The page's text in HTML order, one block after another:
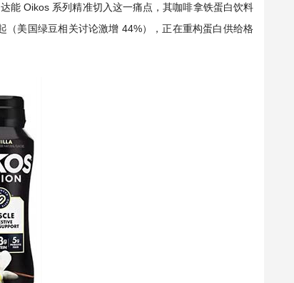
能 Oikos 系列精准切入这一痛点，其咖啡拿铁蛋白饮料
（美国绿豆相关讨论激增 44%），正在重构蛋白供给格